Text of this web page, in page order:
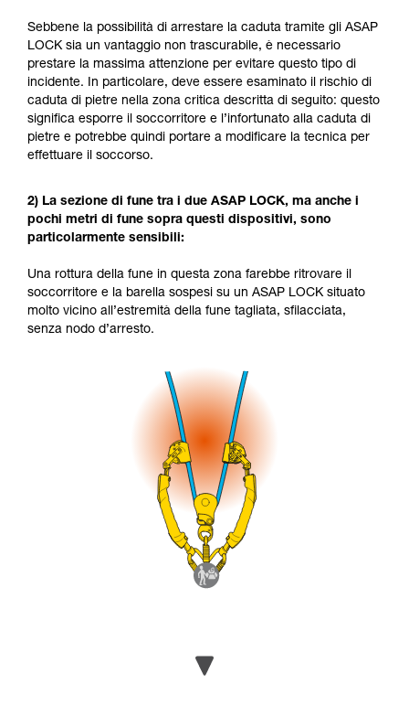
Sebbene la possibilità di arrestare la caduta tramite gli ASAP
LOCK sia un vantaggio non trascurabile, è necessario
prestare la massima attenzione per evitare questo tipo di
incidente. In particolare, deve essere esaminato il rischio di
caduta di pietre nella zona critica descritta di seguito: questo
significa esporre il soccorritore e l’infortunato alla caduta di
pietre e potrebbe quindi portare a modificare la tecnica per
effettuare il soccorso.
2) La sezione di fune tra i due ASAP LOCK, ma anche i
pochi metri di fune sopra questi dispositivi, sono
particolarmente sensibili:
Una rottura della fune in questa zona farebbe ritrovare il
soccorritore e la barella sospesi su un ASAP LOCK situato
molto vicino all’estremità della fune tagliata, sfilacciata,
senza nodo d’arresto.